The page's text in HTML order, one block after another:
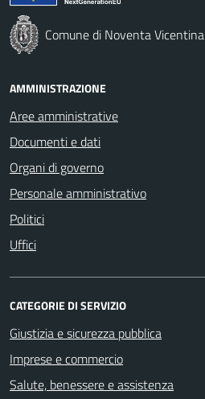
Comune di Noventa Vicentina
AMMINISTRAZIONE
Aree amministrative
Documenti e dati
Organi di governo
Personale amministrativo
Politici
Uffici
CATEGORIE DI SERVIZIO
Giustizia e sicurezza pubblica
Imprese e commercio
Salute, benessere e assistenza